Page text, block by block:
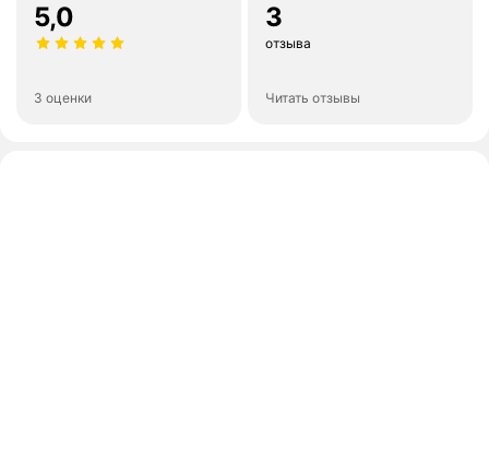
5,0
3 оценки
3
отзыва
Читать отзывы